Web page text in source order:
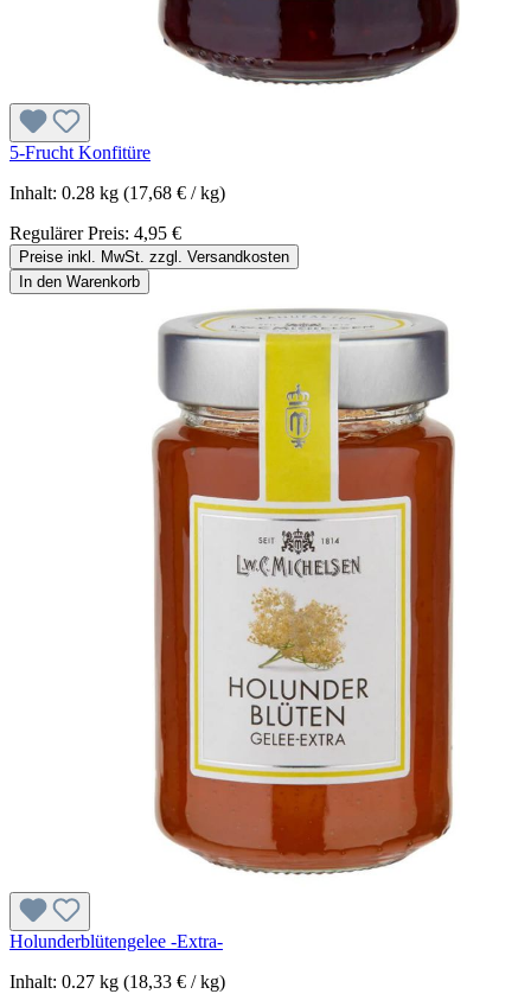
5-Frucht Konfitüre
Inhalt: 0.28 kg (17,68 € / kg)
Regulärer Preis: 4,95 €
Preise inkl. MwSt. zzgl. Versandkosten
In den Warenkorb
Holunderblütengelee -Extra-
Inhalt: 0.27 kg (18,33 € / kg)